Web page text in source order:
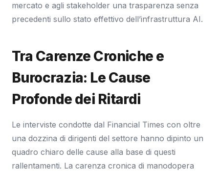
mercato e agli stakeholder una trasparenza senza
precedenti sullo stato effettivo dell’infrastruttura AI.
Tra Carenze Croniche e
Burocrazia: Le Cause
Profonde dei Ritardi
Le interviste condotte dal Financial Times con oltre
una dozzina di dirigenti del settore hanno dipinto un
quadro chiaro delle cause alla base di questi
rallentamenti. La carenza cronica di manodopera